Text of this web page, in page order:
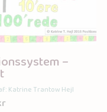
–
Katrine Trantow Hejl